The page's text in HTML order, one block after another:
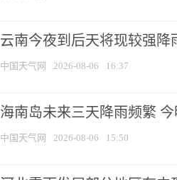
云南今夜到后天将现较强降
中国天气网 2026-08-06 16:37
海南岛未来三天降雨频繁
中国天气网 2026-08-06 15:50